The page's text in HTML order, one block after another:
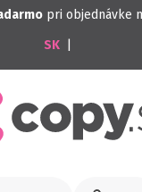
pri objednávke